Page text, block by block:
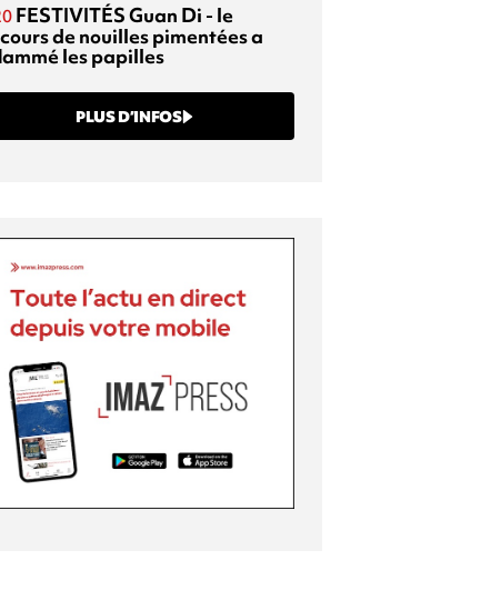
FESTIVITÉSGuan Di - le
de nouilles pimentées a
les papilles
PLUS D’INFOS